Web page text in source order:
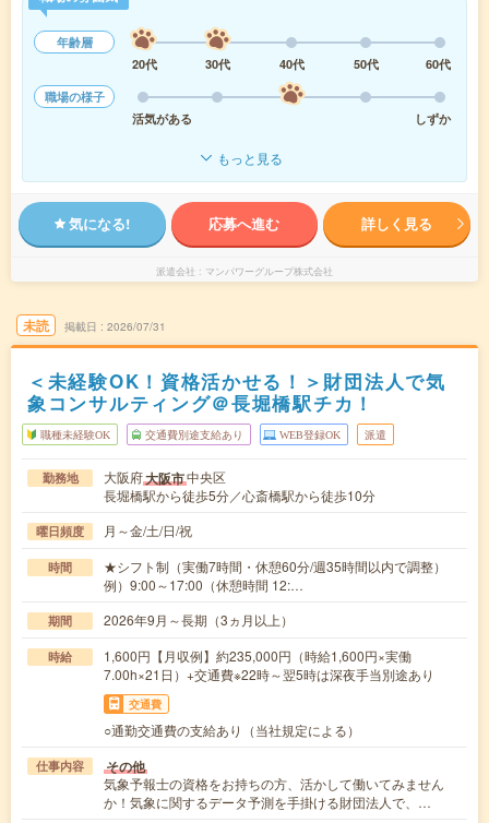
年齢層
20代
30代 40代 50代
60代
職場の様子
活気がある
しずか
もっと見る
気になる! 応募へ進む 詳しく見る
派遣会社 マンパワーグループ株式会社
未読 掲載日 2026/07/31
＜未経験OK！資格活かせる！＞財団法人で気
象コンサルティング＠長堀橋駅チカ！
職種未経験OK 交通費別途支給あり WEB登録OK 派遣
勤務地 大阪府大阪市中央区
長堀橋駅から徒歩5分／心斎橋駅から徒歩10分
曜日頻度 月～金/土/日/祝
時間
★シフト制（実働7時間・休憩60分/週35時間以内で調整）
例）9:00～17:00（休憩時間 12:…
期間 2026年9月～長期（3ヵ月以上）
時給
1,600円【月収例】約235,000円（時給1,600円×実働
7.00h×21日）+交通費※22時～翌5時は深夜手当別途あり
交通費
○通勤交通費の支給あり（当社規定による）
仕事内容 その他
気象予報士の資格をお持ちの方、活かして働いてみません
か！気象に関するデータ予測を手掛ける財団法人で、…